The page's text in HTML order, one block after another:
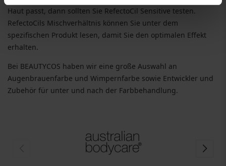
Haut passt, dann sollten Sie RefectoCil Sensitive testen.
RefectoCils Mischverhältnis können Sie unter dem
spezifischen Produkt lesen, damit Sie den optimalen Effekt
erhalten.
Bei BEAUTYCOS haben wir eine große Auswahl an
Augenbrauenfarbe und Wimpernfarbe sowie Entwickler und
Zubehör für unter und nach der Farbbehandlung.